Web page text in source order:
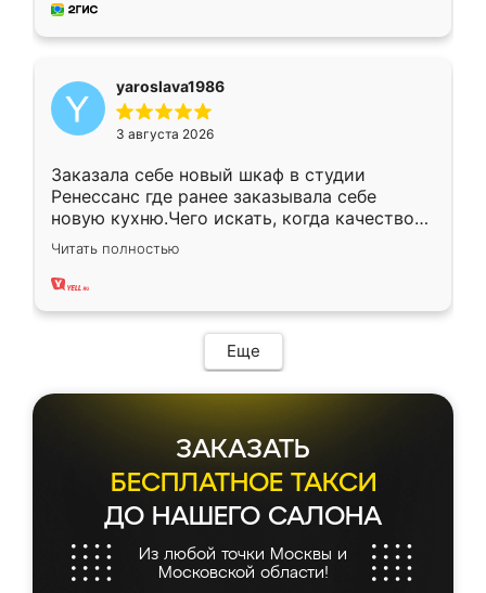
мебель за качественную работу!
yaroslava1986
3 августа 2026
Заказала себе новый шкаф в студии
Ренессанс где ранее заказывала себе
новую кухню.Чего искать, когда качеством
вполне довольна. Служит кухня уже почти
два года, нареканий нет.
Читать полностью
Еще
ЗАКАЗАТЬ
БЕСПЛАТНОЕ ТАКСИ
ДО НАШЕГО САЛОНА
Из любой точки Москвы и
Московской области!